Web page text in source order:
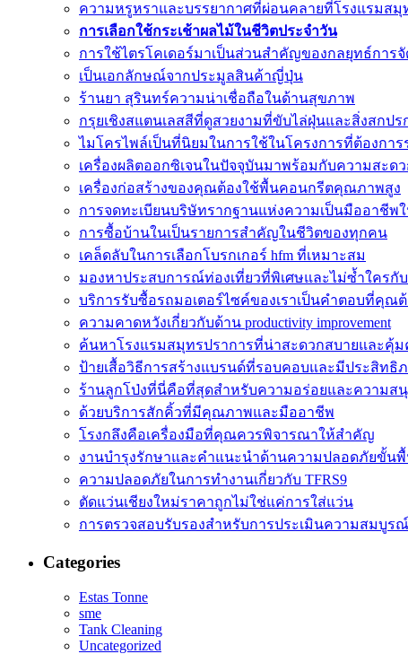
ความหรูหราและบรรยากาศที่ผ่อนคลายที่โรงแรมสมุ
การเลือกใช้กระเช้าผลไม้ในชีวิตประจำวัน
การใช้ไตรโคเดอร์มาเป็นส่วนสำคัญของกลยุทธ์การ
เป็นเอกลักษณ์จากประมูลสินค้าญี่ปุ่น
ร้านยา สุรินทร์ความน่าเชื่อถือในด้านสุขภาพ
กรุยเชิงสแตนเลสสีที่ดูสวยงามที่ขับไล่ฝุ่นและสิ่งสกปร
ไมโครไพล์เป็นที่นิยมในการใช้ในโครงการที่ต้องการ
เครื่องผลิตออกซิเจนในปัจจุบันมาพร้อมกับความสะด
เครื่องก่อสร้างของคุณต้องใช้พื้นคอนกรีตคุณภาพสูง
การจดทะเบียนบริษัทรากฐานแห่งความเป็นมืออาชีพ
การซื้อบ้านในเป็นรายการสำคัญในชีวิตของทุกคน
เคล็ดลับในการเลือกโบรกเกอร์ hfm ที่เหมาะสม
มองหาประสบการณ์ท่องเที่ยวที่พิเศษและไม่ซ้ำใครกั
บริการรับซื้อรถมอเตอร์ไซค์ของเราเป็นคำตอบที่คุณต้
ความคาดหวังเกี่ยวกับด้าน productivity improvement
ค้นหาโรงแรมสมุทรปราการที่น่าสะดวกสบายและคุ้
ป้ายเสื้อวิธีการสร้างแบรนด์ที่รอบคอบและมีประสิทธิ
ร้านลูกโป่งที่นี่คือที่สุดสำหรับความอร่อยและความสนุ
ด้วยบริการสักคิ้วที่มีคุณภาพและมืออาชีพ
โรงกลึงคือเครื่องมือที่คุณควรพิจารณาให้สำคัญ
งานบำรุงรักษาและคำแนะนำด้านความปลอดภัยขั้น
ความปลอดภัยในการทำงานเกี่ยวกับ TFRS9
ตัดแว่นเชียงใหม่ราคาถูกไม่ใช่แค่การใส่แว่น
การตรวจสอบรับรองสำหรับการประเมินความสมบูร
Categories
Estas Tonne
sme
Tank Cleaning
Uncategorized